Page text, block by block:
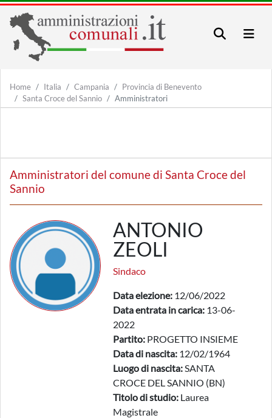
Home Italia Campania
Provincia di Benevento
Santa Croce del Sannio
Amministratori
Amministratori del comune di Santa Croce del
Sannio
ANTONIO
ZEOLI
Sindaco
Data elezione: 12/06/2022
Data entrata in carica: 13-06-
2022
Partito: PROGETTO INSIEME
Data di nascita: 12/02/1964
Luogo di nascita:SANTA
CROCE DEL SANNIO (BN)
Titolo di studio: Laurea
Magistrale